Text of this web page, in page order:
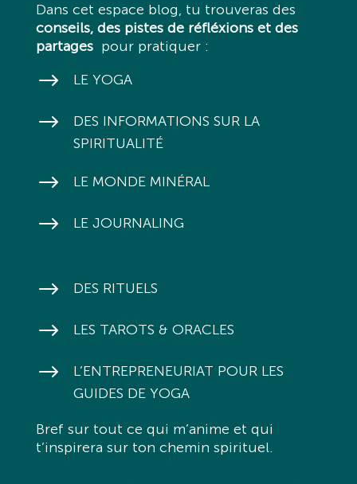
Dans cet espace blog, tu trouveras des
conseils, des pistes de réfléxions et des
partages pour pratiquer :
$ LE YOGA
$
DES INFORMATIONS SUR LA
SPIRITUALITÉ
$ LE MONDE MINÉRAL
$ LE JOURNALING
$ DES RITUELS
$ LES TAROTS & ORACLES
$
L’ENTREPRENEURIAT POUR LES
GUIDES DE YOGA
Bref sur tout ce qui m’anime et qui
t’inspirera sur ton chemin spirituel.